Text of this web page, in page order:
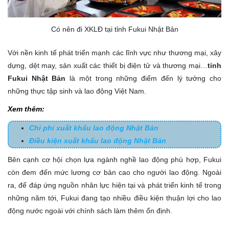
Có nên đi XKLĐ tại tỉnh Fukui Nhật Bản
Với nền kinh tế phát triển mạnh các lĩnh vực như thương mại, xây
dựng, dệt may, sản xuất các thiết bị điện tử và thương mại… tỉnh
Fukui Nhật Bản là một trong những điểm đến lý tưởng cho
những thực tập sinh và lao động Việt Nam.
Xem thêm:
Chi phí xuất khẩu lao động Nhật Bản
Điều kiện xuất khẩu lao động Nhật Bản
Bên cạnh cơ hội chọn lựa ngành nghề lao động phù hợp, Fukui
còn đem đến mức lương cơ bản cao cho người lao động. Ngoài
ra, để đáp ứng nguồn nhân lực hiện tại và phát triển kinh tế trong
những năm tới, Fukui đang tạo nhiều điều kiện thuận lợi cho lao
động nước ngoài với chính sách làm thêm ổn định.